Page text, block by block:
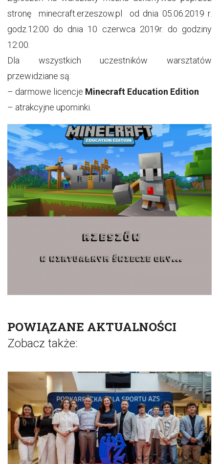
stronę minecraft.erzeszow.pl od dnia 05.06.2019 r.
godz.12:00 do dnia 10 czerwca 2019r. do godziny
12:00.
Dla wszystkich uczestników warsztatów
przewidziane są:
– darmowe licencje Minecraft Education Edition
– atrakcyjne upominki.
POWIĄZANE AKTUALNOŚCI
Zobacz także: